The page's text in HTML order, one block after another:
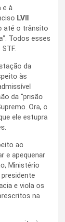
e à
LVII
até o trânsito
Todos esses
da
às
da “prisão
Ora, o
ele estupra
ao
e apequenar
Ministério
e viola os
na